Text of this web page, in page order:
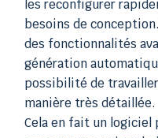
les reconfigurer
besoins de
des fonctionnalités
génération
possibilité de travailler
manière très détaillée.
Cela en fait un logiciel